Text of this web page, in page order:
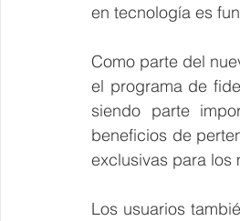
en tecnología es
Como parte del
el programa de
siendo parte
beneficios de
exclusivas para los
Los usuarios